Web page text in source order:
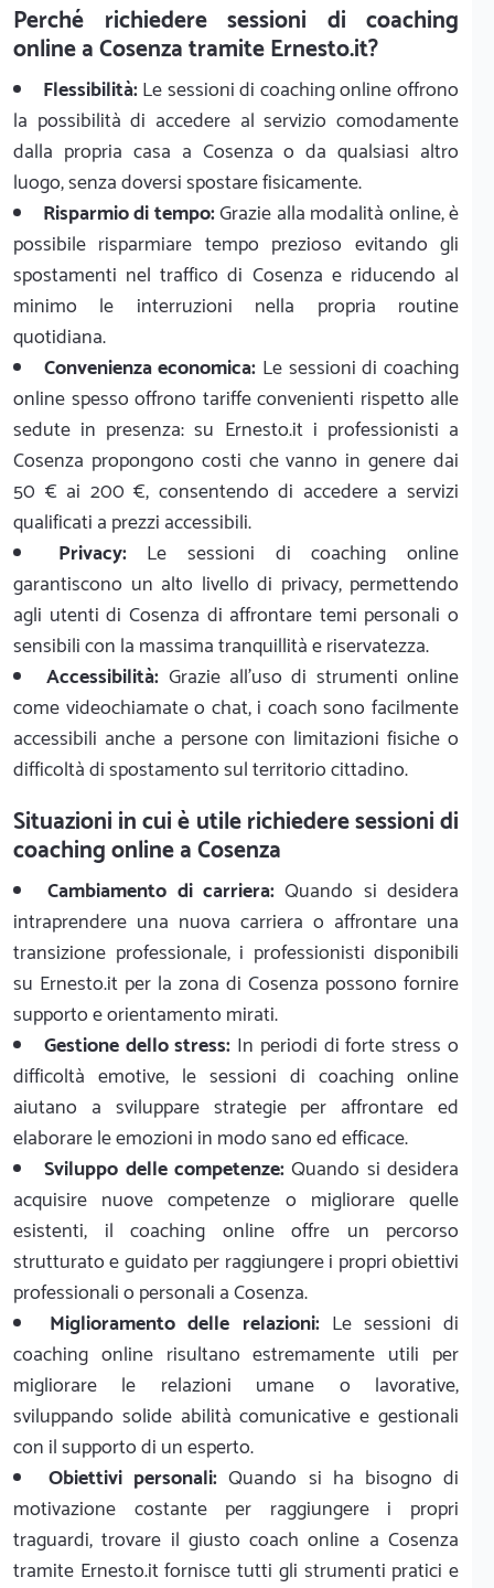
Perché richiedere sessioni di coaching
online a Cosenza tramite Ernesto.it?
Flessibilità:Le sessioni di coaching online offrono
la possibilità di accedere al servizio comodamente
dalla propria casa a Cosenza o da qualsiasi altro
luogo, senza doversi spostare fisicamente.
Risparmio di tempo:Grazie alla modalità online, è
possibile risparmiare tempo prezioso evitando gli
spostamenti nel traffico di Cosenza e riducendo al
minimo le interruzioni nella propria routine
quotidiana.
Convenienza economica: Le sessioni di coaching
online spesso offrono tariffe convenienti rispetto alle
sedute in presenza: su Ernesto.it i professionisti a
Cosenza propongono costi che vanno in genere dai
50 € ai 200 €, consentendo di accedere a servizi
qualificati a prezzi accessibili.
Privacy:Le sessioni di coaching online
garantiscono un alto livello di privacy, permettendo
agli utenti di Cosenza di affrontare temi personali o
sensibili con la massima tranquillità e riservatezza.
Accessibilità: Grazie all'uso di strumenti online
come videochiamate o chat, i coach sono facilmente
accessibili anche a persone con limitazioni fisiche o
difficoltà di spostamento sul territorio cittadino.
Situazioni in cui è utile richiedere sessioni di
coaching online a Cosenza
Cambiamento di carriera: Quando si desidera
intraprendere una nuova carriera o affrontare una
transizione professionale, i professionisti disponibili
su Ernesto.it per la zona di Cosenza possono fornire
supporto e orientamento mirati.
Gestione dello stress: In periodi di forte stress o
difficoltà emotive, le sessioni di coaching online
aiutano a sviluppare strategie per affrontare ed
elaborare le emozioni in modo sano ed efficace.
Sviluppo delle competenze: Quando si desidera
acquisire nuove competenze o migliorare quelle
esistenti, il coaching online offre un percorso
strutturato e guidato per raggiungere i propri obiettivi
professionali o personali a Cosenza.
Miglioramento delle relazioni:Le sessioni di
coaching online risultano estremamente utili per
migliorare le relazioni umane o lavorative,
sviluppando solide abilità comunicative e gestionali
con il supporto di un esperto.
Obiettivi personali: Quando si ha bisogno di
motivazione costante per raggiungere i propri
traguardi, trovare il giusto coach online a Cosenza
tramite Ernesto.it fornisce tutti gli strumenti pratici e